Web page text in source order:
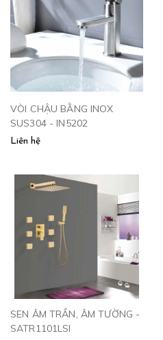
VÒI CHẬU BẰNG INOX
SUS304 - IN5202
Liên hệ
SEN ÂM TRẦN, ÂM TƯỜNG -
SATR1101LSI